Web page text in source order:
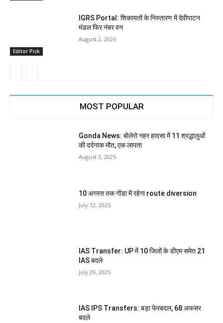
Editor Pick
IGRS Portal: शिकायतों के निस्तारण में देवीपाटन
मंडल फिर नंबर वन
August 2, 2026
MOST POPULAR
Gonda News: बोलेरो नहर हादसा में 11 श्रद्धालुओं
की दर्दनाक मौत, एक लापता
August 3, 2025
10 अगस्त तक गोंडा में रहेगा route diversion
July 12, 2025
IAS Transfer: UP में 10 जिलों के डीएम समेत 21
IAS बदले
July 29, 2025
IAS IPS Transfers: बड़ा फेरबदल, 68 अफसर
बदले